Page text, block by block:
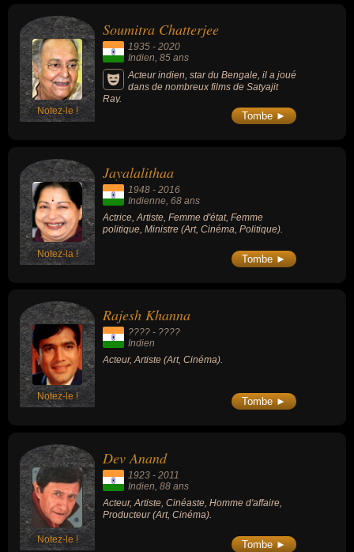
Notez-le !
Soumitra Chatterjee
1935 - 2020
Indien, 85 ans
Acteur indien, star du Bengale, il a joué
dans de nombreux films de Satyajit
Ray.
Tombe ►
Notez-la !
Jayalalithaa
1948 - 2016
Indienne, 68 ans
Actrice, Artiste, Femme d'état, Femme
politique, Ministre (Art, Cinéma, Politique).
Tombe ►
Notez-le !
Rajesh Khanna
???? - ????
Indien
Acteur, Artiste (Art, Cinéma).
Tombe ►
Notez-le !
Dev Anand
1923 - 2011
Indien, 88 ans
Acteur, Artiste, Cinéaste, Homme d'affaire,
Producteur (Art, Cinéma).
Tombe ►